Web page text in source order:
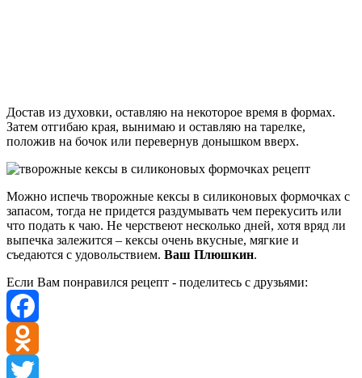
Достав из духовки, оставляю на некоторое время в формах.
Затем отгибаю края, вынимаю и оставляю на тарелке,
положив на бочок или перевернув донышком вверх.
Можно испечь творожные кексы в силиконовых формочках с
запасом, тогда не придется раздумывать чем перекусить или
что подать к чаю. Не черствеют несколько дней, хотя вряд ли
выпечка залежится – кексы очень вкусные, мягкие и
съедаются с удовольствием. Ваш Плюшкин.
Если Вам понравился рецепт - поделитесь с друзьями:
Facebook
Odnoklassniki